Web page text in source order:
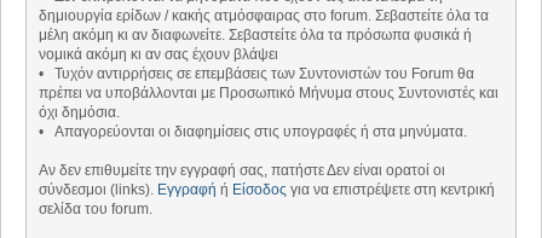
δημιουργία ερίδων / κακής ατμόσφαιρας στο forum. Σεβαστείτε όλα τα
μέλη ακόμη κι αν διαφωνείτε. Σεβαστείτε όλα τα πρόσωπα φυσικά ή
νομικά ακόμη κι αν σας έχουν βλάψει
• Τυχόν αντιρρήσεις σε επεμβάσεις των Συντονιστών του Forum θα
πρέπει να υποβάλλονται με Προσωπικό Μήνυμα στους Συντονιστές και
όχι δημόσια.
• Απαγορεύονται οι διαφημίσεις στις υπογραφές ή στα μηνύματα.
Αν δεν επιθυμείτε την εγγραφή σας, πατήστε Δεν είναι ορατοί οι
σύνδεσμοι (links). Εγγραφή ή Είσοδος για να επιστρέψετε στη κεντρική
σελίδα του forum.